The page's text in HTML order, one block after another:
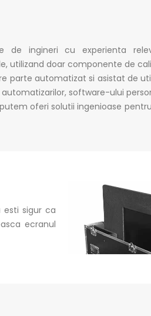
de ingineri cu experienta
utilizand doar componente de
parte automatizat si asistat de
software-ului
oferi solutii ingenioase
sigur ca
ecranul